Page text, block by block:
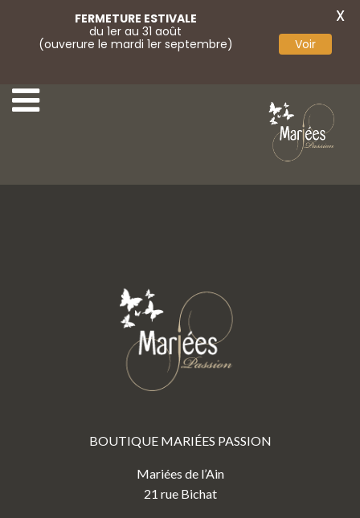
BOUTIQUE MARIÉES PASSION
Mariées de l’Ain
21 rue Bichat
FERMETURE ESTIVALE
du 1er au 31 août
(ouverure le mardi 1er septembre)
Voir
X